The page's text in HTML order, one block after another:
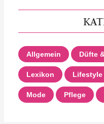
Allgemein Düfte
Lexikon
Mode Pflege